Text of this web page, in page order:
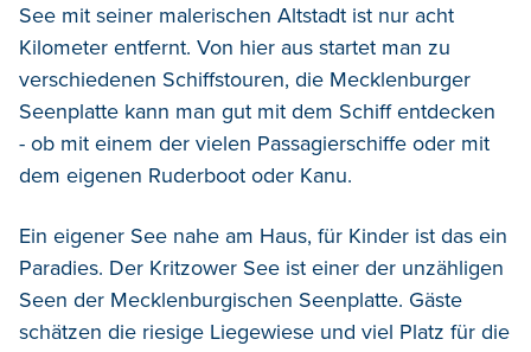
See mit seiner malerischen Altstadt ist nur acht
Kilometer entfernt. Von hier aus startet man zu
verschiedenen Schiffstouren, die Mecklenburger
Seenplatte kann man gut mit dem Schiffentdecken
- ob mit einem der vielen Passagierschiffe oder mit
dem eigenen Ruderboot oder Kanu.
Ein eigener See nahe am Haus, für Kinder ist das ein
Paradies. Der Kritzower See ist einer der unzähligen
Seen der Mecklenburgischen Seenplatte. Gäste
schätzen die riesige Liegewiese und viel Platz für die